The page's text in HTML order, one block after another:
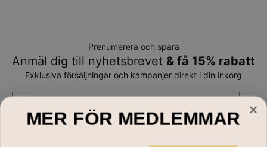
Prenumerera och spara
Anmäl dig till nyhetsbrevet & få 15% rabatt
Exklusiva försäljningar och kampanjer direkt i din inkorg
MER FÖR MEDLEMMAR